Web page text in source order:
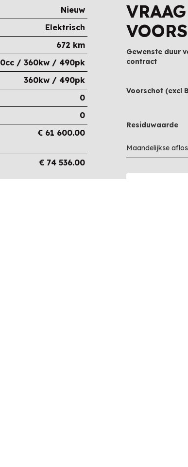
Nieuw
Elektrisch
672 km
0cc / 360kw / 490pk
360kw / 490pk
0
0
€ 61 600.00
€ 74 536.00
Gewenste duur
contract
Voorschot (excl
Residuwaarde
Maandelijkse